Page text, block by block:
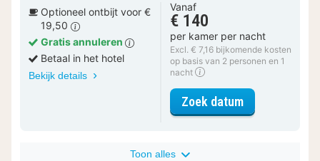
Optioneel ontbijt voor €
19,50
Gratis annuleren
Betaal in het hotel
Bekijk details
Vanaf
€ 140
per kamer per nacht
Excl. € 7,16 bijkomende kosten
op basis van 2 personen en 1
nacht
Zoek datumvoor Superior
Toon alles